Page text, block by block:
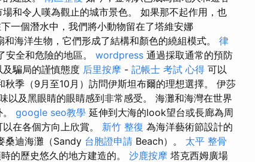
和令人嘆為觀止的城市景色。 如果那不起作用，也
一個潛水中，我們將小動物留在了塔維安娜
海洋生物，它們形成了結構和顏色的繞組模式。 律
全和危險的地區。 wordpress 通過採取通常的預防
騙局的謹慎態度 后里按摩 - 記帳士 考試 心得 可以
秋季（9月至10月）訪問伊斯坦布爾的理想選擇。 伊莎
以及黑眼睛的眼睛感到非常感受。 海灘和海灣在世界
google seo教學 延伸到大海的look望台或長廊為周
在各個方向上欣賞。 新竹 整復 為海洋藝術節設計的
桑迪海灘（Sandy 台胞證申請 Beach）。 太平 整骨
的歷史悠久的地方建造的。 沙鹿按摩 塔克西姆廣場